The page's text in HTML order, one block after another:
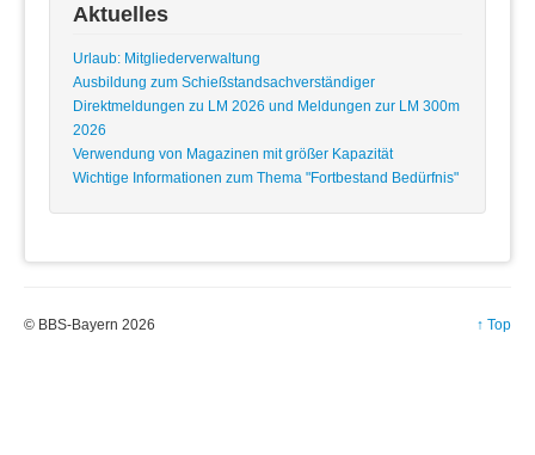
Aktuelles
Urlaub: Mitgliederverwaltung
Ausbildung zum Schießstandsachverständiger
Direktmeldungen zu LM 2026 und Meldungen zur LM 300m
2026
Verwendung von Magazinen mit größer Kapazität
Wichtige Informationen zum Thema "Fortbestand Bedürfnis"
↑ Top
© BBS-Bayern 2026